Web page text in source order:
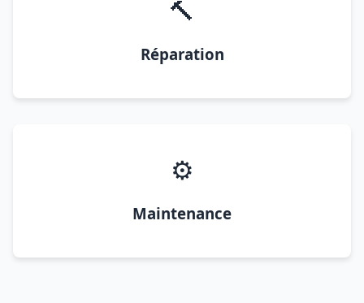
🔨
Réparation
⚙️
Maintenance